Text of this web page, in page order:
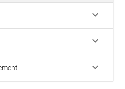
keyboard_arrow_down
keyboard_arrow_down
keyboard_arrow_down